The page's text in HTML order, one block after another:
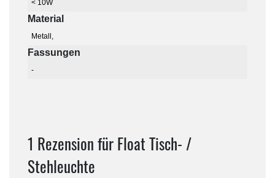
< 10W
Material
Metall,
Fassungen
-
1 Rezension fürFloat Tisch- /
Stehleuchte